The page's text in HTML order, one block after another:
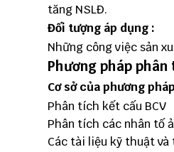
tăng NSLĐ.
Đối tượng áp dụng :
Những công việc sản
Phương pháp
Cơ sở của phương
Phân tích kết cấu BCV
Phân tích các nhân tố
Các tài liệu kỹ thuật